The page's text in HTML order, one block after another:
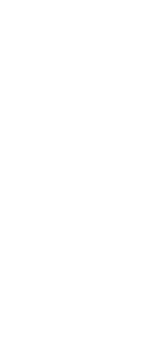
produto.php
produto.php
produto.php
produto.php
produto.php
produto.php